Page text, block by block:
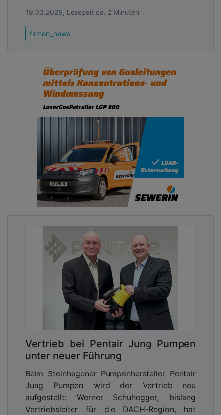
19.03.2026, Lesezeit ca. 2 Minuten
firmen_news
Vertrieb bei Pentair Jung Pumpen
unter neuer Führung
Beim Steinhagener Pumpenhersteller Pentair
Jung Pumpen wird der Vertrieb neu
aufgestellt: Werner Schuhegger, bislang
Vertriebsleiter für die DACH-Region, hat